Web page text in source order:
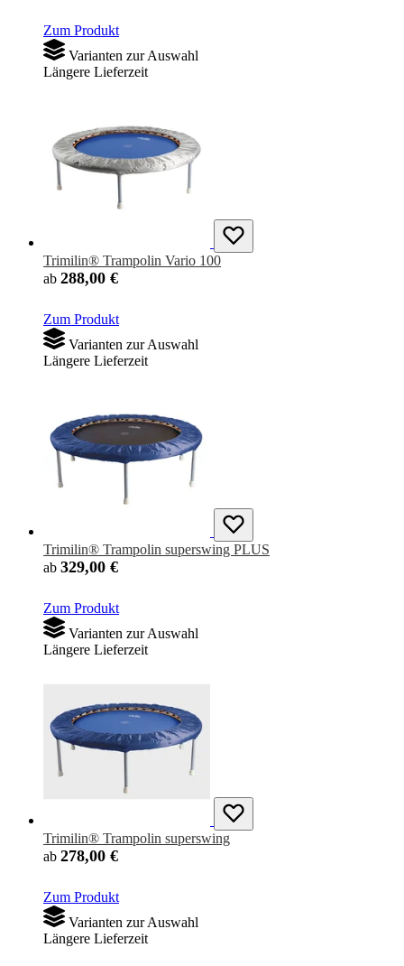
Zum Produkt
Varianten zur Auswahl
Längere Lieferzeit
Trimilin® Trampolin Vario 100
ab 288,00 €
Zum Produkt
Varianten zur Auswahl
Längere Lieferzeit
Trimilin® Trampolin superswing PLUS
ab 329,00 €
Zum Produkt
Varianten zur Auswahl
Längere Lieferzeit
Trimilin® Trampolin superswing
ab 278,00 €
Zum Produkt
Varianten zur Auswahl
Längere Lieferzeit